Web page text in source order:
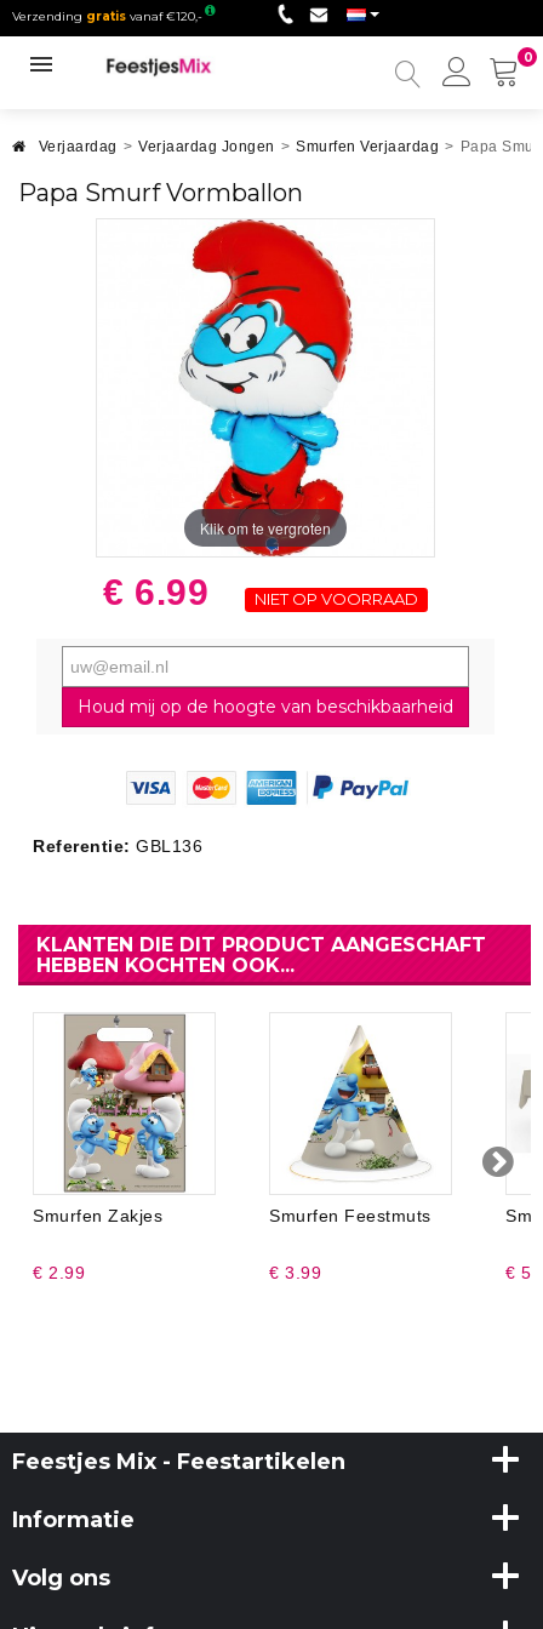
Verzending gratis vanaf €120,-
0
Mijn
Verjaardag > Verjaardag Jongen > Smurfen Verjaardag > Papa
Papa Smurf Vormballon
Klik om te vergroten
€ 6.99 NIET OP VOORRAAD
Houd mij op de hoogte van beschikbaarheid
Referentie: GBL136
KLANTEN DIE DIT PRODUCT AANGESCHAFT
HEBBEN KOCHTEN OOK...
Smurfen Zakjes
€ 2.99
Smurfen Feestmuts
€ 3.99 €
Feestjes Mix - Feestartikelen
Informatie
Volg ons